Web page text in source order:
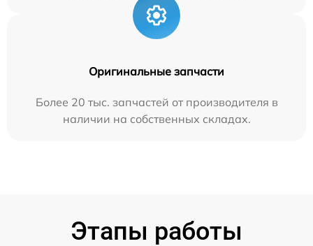
Оригинальные запчасти
Более 20 тыс. запчастей от производителя в
наличии на собственных складах.
Этапы работы